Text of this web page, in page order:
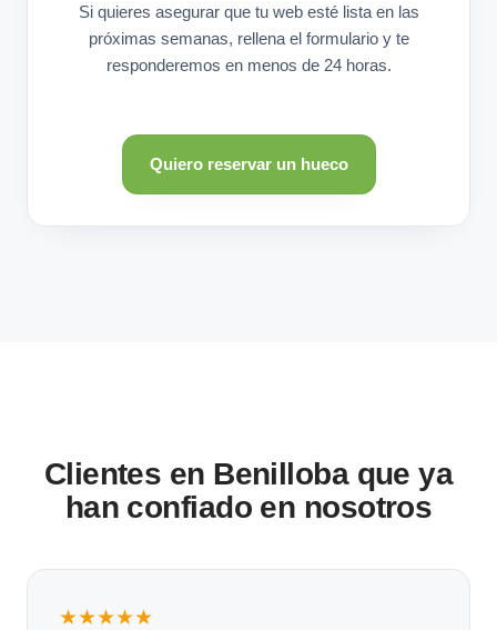
Si quieres asegurar que tu web esté lista en las
próximas semanas, rellena el formulario y te
responderemos en menos de 24 horas.
Quiero reservar un hueco
Clientes en Benilloba que ya
han confiado en nosotros
★★★★★